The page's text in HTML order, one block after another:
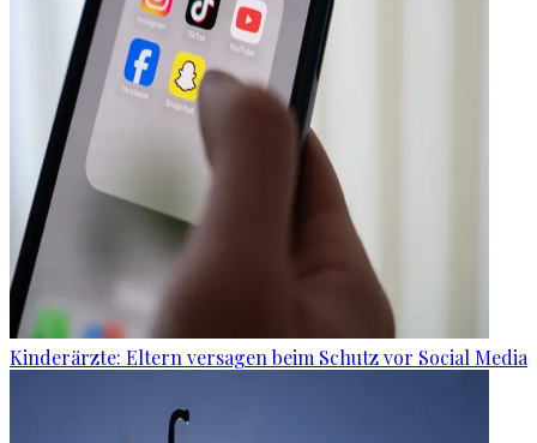
Kinderärzte: Eltern versagen beim Schutz vor Social Media